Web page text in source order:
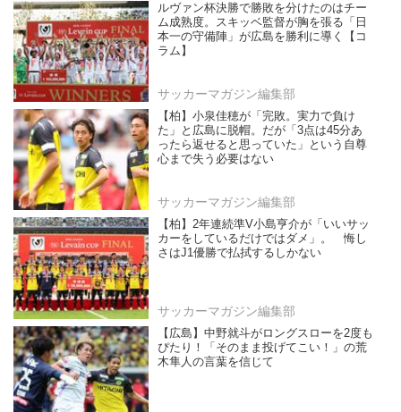
ルヴァン杯決勝で勝敗を分けたのはチー
ム成熟度。スキッベ監督が胸を張る「日
本一の守備陣」が広島を勝利に導く【コ
ラム】
サッカーマガジン編集部
【柏】小泉佳穂が「完敗。実力で負け
た」と広島に脱帽。だが「3点は45分あ
ったら返せると思っていた」という自尊
心まで失う必要はない
サッカーマガジン編集部
【柏】2年連続準V小島亨介が「いいサッ
カーをしているだけではダメ」。 悔し
さはJ1優勝で払拭するしかない
サッカーマガジン編集部
【広島】中野就斗がロングスローを2度も
ぴたり！「そのまま投げてこい！」の荒
木隼人の言葉を信じて